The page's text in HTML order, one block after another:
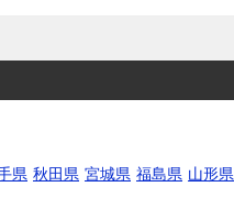
県 秋田県 宮城県 福島県 山形県